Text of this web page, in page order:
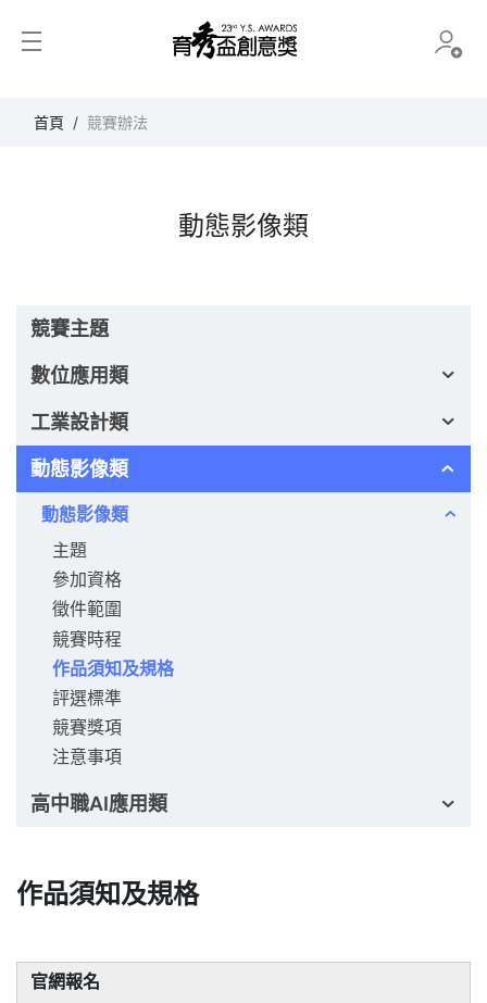
育秀盃創意獎
首頁 競賽辦法
動態影像類
競賽主題
數位應用類
工業設計類
動態影像類
動態影像類
主題
參加資格
徵件範圍
競賽時程
作品須知及規格
評選標準
競賽獎項
注意事項
高中職AI應用類
作品須知及規格
官網報名